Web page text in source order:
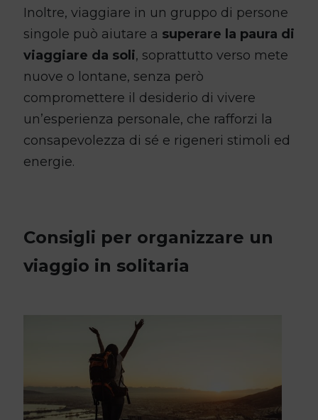
Inoltre, viaggiare in un gruppo di persone
singole può aiutare a superare la paura di
viaggiare da soli, soprattutto verso mete
nuove o lontane, senza però
compromettere il desiderio di vivere
un’esperienza personale, che rafforzi la
consapevolezza di sé e rigeneri stimoli ed
energie.
Consigli per organizzare un
viaggio in solitaria